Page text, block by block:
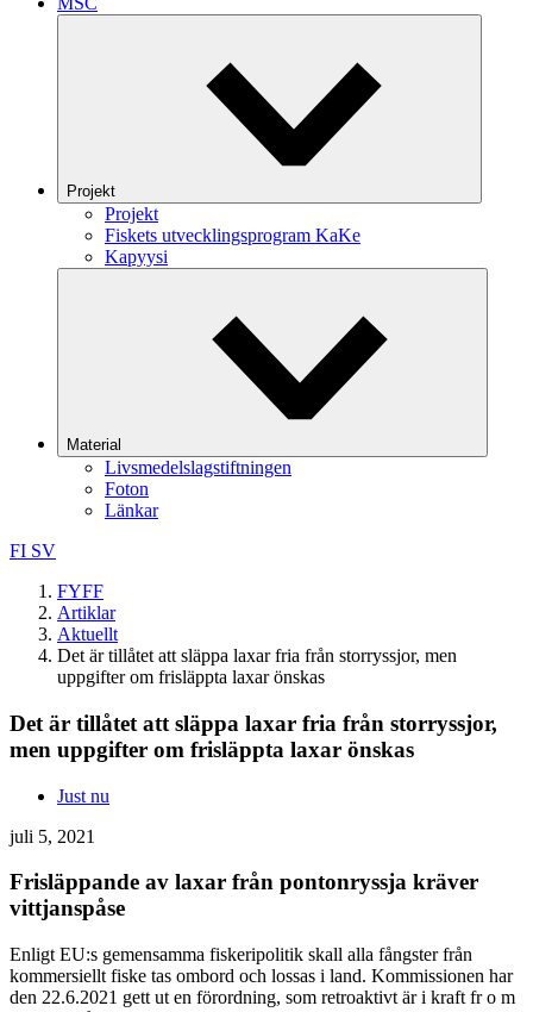
Projekt
Projekt
Fiskets utvecklingsprogram KaKe
Kapyysi
Material
Livsmedelslagstiftningen
Foton
Länkar
FI SV
FYFF
Artiklar
Aktuellt
Det är tillåtet att släppa laxar fria från storryssjor, men
uppgifter om frisläppta laxar önskas
Det är tillåtet att släppa laxar fria från storryssjor,
men uppgifter om frisläppta laxar önskas
Just nu
juli 5, 2021
Frisläppande av laxar från pontonryssja kräver
vittjanspåse
Enligt EU:s gemensamma fiskeripolitik skall alla fångster från
kommersiellt fiske tas ombord och lossas i land. Kommissionen har
den 22.6.2021 gett ut en förordning, som retroaktivt är i kraft fr o m